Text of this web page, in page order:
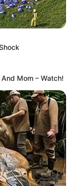
Mom – Watch!